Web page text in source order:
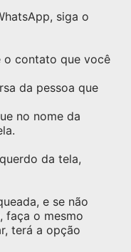
siga o
o contato que você
da pessoa que
no nome da
da tela,
e se não
faça o mesmo
terá a opção